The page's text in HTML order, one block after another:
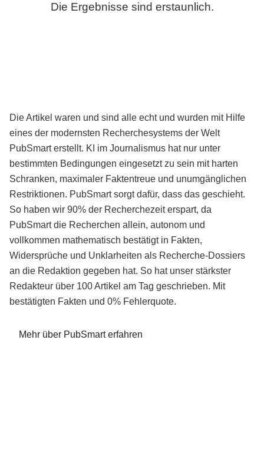
Die Ergebnisse sind erstaunlich.
Die Artikel waren und sind alle echt und wurden mit Hilfe
eines der modernsten Recherchesystems der Welt
PubSmart erstellt. KI im Journalismus hat nur unter
bestimmten Bedingungen eingesetzt zu sein mit harten
Schranken, maximaler Faktentreue und unumgänglichen
Restriktionen. PubSmart sorgt dafür, dass das geschieht.
So haben wir 90% der Recherchezeit erspart, da
PubSmart die Recherchen allein, autonom und
vollkommen mathematisch bestätigt in Fakten,
Widersprüche und Unklarheiten als Recherche-Dossiers
an die Redaktion gegeben hat. So hat unser stärkster
Redakteur über 100 Artikel am Tag geschrieben. Mit
bestätigten Fakten und 0% Fehlerquote.
Mehr über PubSmart erfahren